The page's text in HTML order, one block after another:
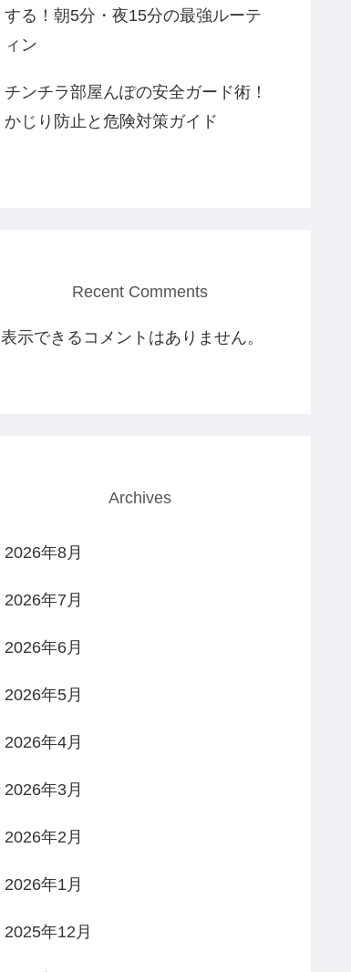
する！朝5分・夜15分の最強ルーテ
ィン
チンチラ部屋んぽの安全ガード術！
かじり防止と危険対策ガイド
Recent Comments
表示できるコメントはありません。
Archives
2026年8月
2026年7月
2026年6月
2026年5月
2026年4月
2026年3月
2026年2月
2026年1月
2025年12月